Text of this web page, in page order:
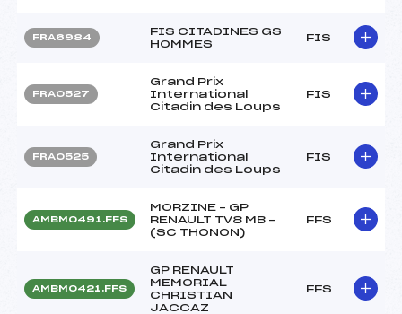
FRA6984
FIS CITADINES GS
HOMMES
FIS
FRA0527
Grand Prix
International
Citadin des Loups
FIS
FRA0525
Grand Prix
International
Citadin des Loups
FIS
AMBM0491.FFS
MORZINE – GP
RENAULT TV8 MB –
(SC THONON)
FFS
AMBM0421.FFS
GP RENAULT
MEMORIAL
CHRISTIAN
JACCAZ
FFS